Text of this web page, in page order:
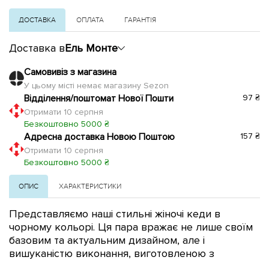
ДОСТАВКА ОПЛАТА ГАРАНТІЯ
Доставка вЕль Монте
Самовивіз з магазина
У цьому місті немає магазину Sezon
Відділення/поштомат Нової Пошти
Отримати 10 серпня
Безкоштовно 5000 ₴
97 ₴
Адресна доставка Новою Поштою
Отримати 10 серпня
Безкоштовно 5000 ₴
157 ₴
ОПИС ХАРАКТЕРИСТИКИ
Представляємо наші стильні жіночі кеди в
чорному кольорі. Ця пара вражає не лише своїм
базовим та актуальним дизайном, але і
вишуканістю виконання, виготовленою з